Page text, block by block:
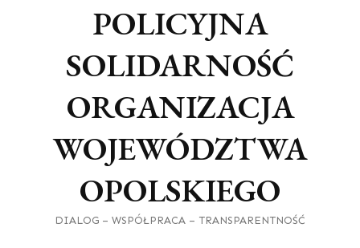
POLICYJNA
SOLIDARNOŚĆ
ORGANIZACJA
WOJEWÓDZTWA
OPOLSKIEGO
DIALOG – WSPÓŁPRACA – TRANSPARENTNOŚĆ